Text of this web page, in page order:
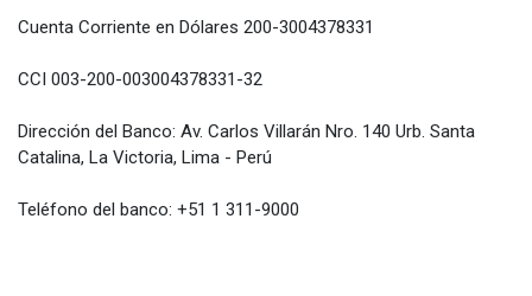
Cuenta Corriente en Dólares 200-3004378331
CCI 003-200-003004378331-32
Dirección del Banco: Av. Carlos Villarán Nro. 140 Urb. Santa
Catalina, La Victoria, Lima - Perú
Teléfono del banco: +51 1 311-9000